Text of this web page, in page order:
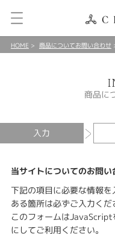
HOME 商品についてお問い合わせ
商品に
入力
当サイトについてのお問
下記の項目に必要な情報
ある箇所は必ずご入力くだ
このフォームは
にしてご利用ください。